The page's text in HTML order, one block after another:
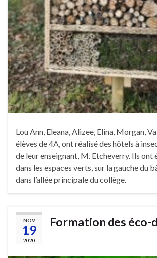
Lou Ann, Eleana, Alizee, Elina, Morgan,
élèves de 4A, ont réalisé des hôtels à
de leur enseignant, M. Etcheverry. Ils ont
dans les espaces verts, sur la gauche du
dans l’allée principale du collège.
NOV
19
2020
Formation des éco-